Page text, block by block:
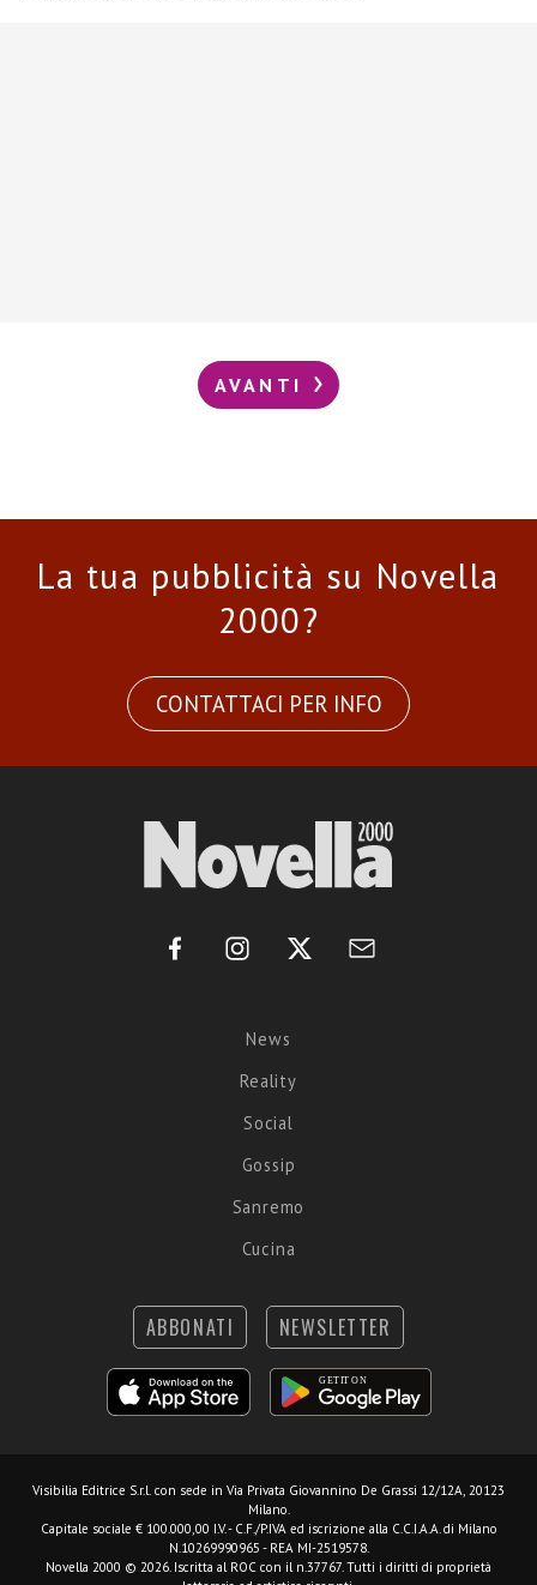
AVANTI
La tua pubblicità su Novella
2000?
CONTATTACI PER INFO
News
Reality
Social
Gossip
Sanremo
Cucina
ABBONATI NEWSLETTER
Visibilia Editrice S.r.l. con sede in Via Privata Giovannino De Grassi 12/12A, 20123
Milano.
Capitale sociale € 100.000,00 I.V. - C.F./P.IVA ed iscrizione alla C.C.I.A.A. di Milano
N.10269990965 - REA MI-2519578.
Novella 2000 © 2026. Iscritta al ROC con il n.37767. Tutti i diritti di proprietà